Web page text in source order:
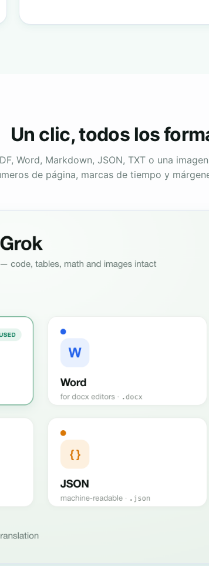
Un clic, todos los
Word, Markdown, JSON, TXT o una
de página, marcas de tiempo y